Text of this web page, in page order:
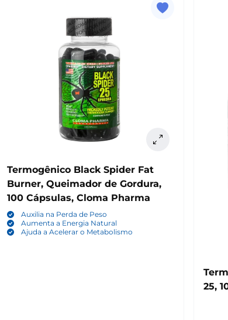
Termogênico Black Spider Fat
Burner, Queimador de Gordura,
100 Cápsulas, Cloma Pharma
Auxilia na Perda de Peso
Aumenta a Energia Natural
Ajuda a Acelerar o Metabolismo
25,